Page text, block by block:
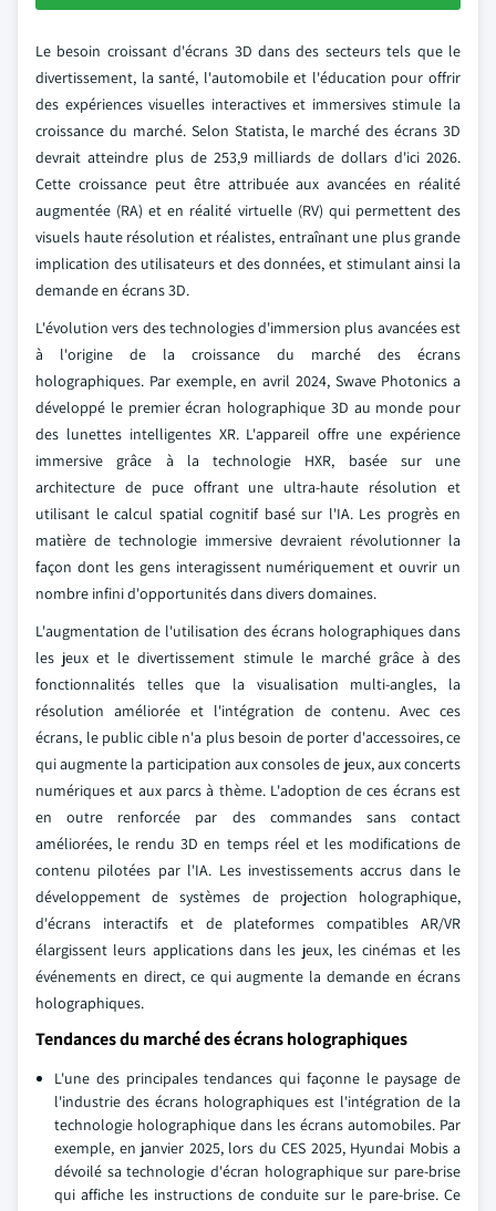
Le besoin croissant d'écrans 3D dans des secteurs tels que le
divertissement, la santé, l'automobile et l'éducation pour offrir
des expériences visuelles interactives et immersives stimule la
croissance du marché. Selon Statista, le marché des écrans 3D
devrait atteindre plus de 253,9 milliards de dollars d'ici 2026.
Cette croissance peut être attribuée aux avancées en réalité
augmentée (RA) et en réalité virtuelle (RV) qui permettent des
visuels haute résolution et réalistes, entraînant une plus grande
implication des utilisateurs et des données, et stimulant ainsi la
demande en écrans 3D.
L'évolution vers des technologies d'immersion plus avancées est
à l'origine de la croissance du marché des écrans
holographiques. Par exemple, en avril 2024, Swave Photonics a
développé le premier écran holographique 3D au monde pour
des lunettes intelligentes XR. L'appareil offre une expérience
immersive grâce à la technologie HXR, basée sur une
architecture de puce offrant une ultra-haute résolution et
utilisant le calcul spatial cognitif basé sur l'IA. Les progrès en
matière de technologie immersive devraient révolutionner la
façon dont les gens interagissent numériquement et ouvrir un
nombre infini d'opportunités dans divers domaines.
L'augmentation de l'utilisation des écrans holographiques dans
les jeux et le divertissement stimule le marché grâce à des
fonctionnalités telles que la visualisation multi-angles, la
résolution améliorée et l'intégration de contenu. Avec ces
écrans, le public cible n'a plus besoin de porter d'accessoires, ce
qui augmente la participation aux consoles de jeux, aux concerts
numériques et aux parcs à thème. L'adoption de ces écrans est
en outre renforcée par des commandes sans contact
améliorées, le rendu 3D en temps réel et les modifications de
contenu pilotées par l'IA. Les investissements accrus dans le
développement de systèmes de projection holographique,
d'écrans interactifs et de plateformes compatibles AR/VR
élargissent leurs applications dans les jeux, les cinémas et les
événements en direct, ce qui augmente la demande en écrans
holographiques.
Tendances du marché des écrans holographiques
L'une des principales tendances qui façonne le paysage de
l'industrie des écrans holographiques est l'intégration de la
technologie holographique dans les écrans automobiles. Par
exemple, en janvier 2025, lors du CES 2025, Hyundai Mobis a
dévoilé sa technologie d'écran holographique sur pare-brise
qui affiche les instructions de conduite sur le pare-brise. Ce